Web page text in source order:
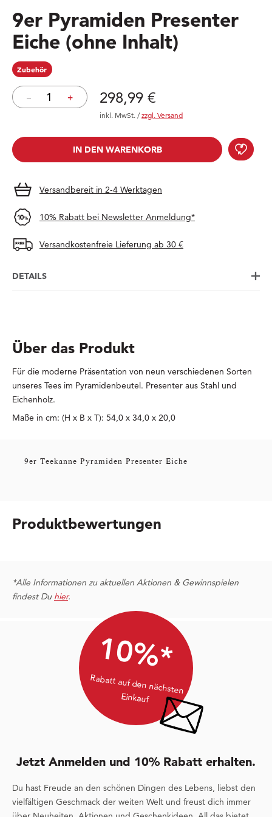
9er Pyramiden Presenter
Eiche (ohne Inhalt)
Zubehör
– + Preis: 298,99 €
298,99 €
inkl. MwSt. /zzgl. Versand
IN DEN WARENKORB
Versandbereit in 2-4 Werktagen
10% Rabatt bei Newsletter Anmeldung*
Versandkostenfreie Lieferung ab 30 €
DETAILS
Über das Produkt
Für die moderne Präsentation von neun verschiedenen Sorten
unseres Tees im Pyramidenbeutel. Presenter aus Stahl und
Eichenholz.
Maße in cm: (H x B x T): 54,0 x 34,0 x 20,0
9er Teekanne Pyramiden Presenter Eiche
Produktbewertungen
*Alle Informationen zu aktuellen Aktionen & Gewinnspielen
findest Du hier.
10%*
Rabatt auf den nächsten
Einkauf
Jetzt Anmelden und 10% Rabatt erhalten.
Du hast Freude an den schönen Dingen des Lebens, liebst den
vielfältigen Geschmack der weiten Welt und freust dich immer